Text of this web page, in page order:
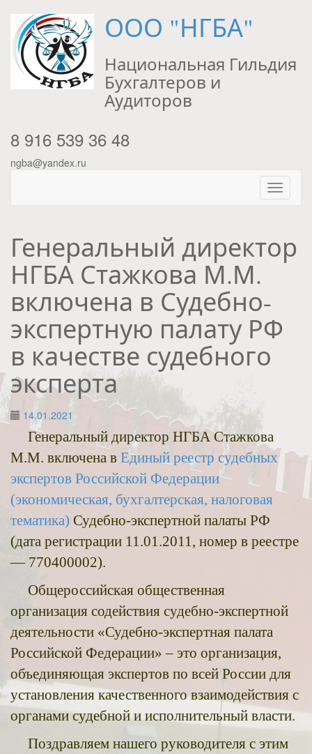
ООО "НГБА"
Национальная Гильдия
Бухгалтеров и
Аудиторов
8 916 539 36 48
ngba@yandex.ru
Генеральный директор
НГБА Стажкова М.М.
включена в Судебно-
экспертную палату РФ
в качестве судебного
эксперта
14.01.2021
Генеральный директор НГБА Стажкова
М.М. включена в Единый реестр судебных
экспертов Российской Федерации
(экономическая, бухгалтерская, налоговая
тематика) Судебно-экспертной палаты РФ
(дата регистрации 11.01.2011, номер в реестре
— 770400002).
Общероссийская общественная
организация содействия судебно-экспертной
деятельности «Судебно-экспертная палата
Российской Федерации» – это организация,
объединяющая экспертов по всей России для
установления качественного взаимодействия с
органами судебной и исполнительный власти.
Поздравляем нашего руководителя с этим